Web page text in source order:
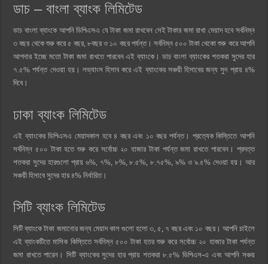
ডাচ – বাংলা ব্যাংক লিমিটেড
ডাচ বাংলা ব্যাংকে আপনি ডিপিএসএ যে টাকা জমা রাখবেন সেই টাকার জমা রাখা মেয়াদ হবে সর্বনিম্ন
৩ বছর থেকে শুরু করে ৫ বছর, ৮বছর ও ১০ বছর পর্যন্ত। সর্বনিম্ন ৫০০ টাকা থেকো শুরু করে আপনি
আপনার ইচ্ছে মতো টাকা জমা রাখতে পারবেন এই ব্যাংকে। ডাচ বাংলা ব্যাংকের শতকরা সুদের হার
৭.৫% পর্যন্ত দেওয়া হয়। লভ্যাংস হিসাব করে এই ব্যাংকের সঞ্চয়ী হিসাবের জন্য সুদ প্রায় ৪%
দিবে।
ঢাকা ব্যাংক লিমিটেড
এই ব্যাংকের ডিপিএসএ মেয়াদকাল হবে ৪ বছর এবং ১০ বছর পর্যন্ত। প্রত্যেক কিস্তিতে আপনি
সর্বনিম্ন ৫০০ টাকা হতে শুরু করে সর্বোচ্চ ২০ হাজার টাকা পর্যন্ত জমা রাখতে পারবেন। প্রদত্ত
শতকরা সুদের হারগুলো প্রায় ৬%, ৭%, ৮%, ৮.৫%, ৮.৭৫%, ৯% ও ৯.৫% দেওয়া হয়। আর
সঞ্চয়ী হিসাবে সুদের হার ৪% নির্ধারিত।
সিটি ব্যাংক লিমিটেড
সিটি ব্যাংকে টাকা জমানোর জন্য মেয়াদ কাল গুলো হলো ৩, ৫, ৭ বছর এবং ১০ বছর। আপনি চাইলে
এই ব্যাংকটিতে মাসিক কিস্তিতে সর্বনিম্ন ৫০০ টাকা হতর শুরু করে সর্বোচ্চ ২০ হাজার টাকা পর্যন্ত
জমা রাখতে পারেন। সিটি ব্যাংকের সুদের হার প্রায় শতকরা ৮.৫% ডিপিএস-এ এবং আপনি সঞ্চয়